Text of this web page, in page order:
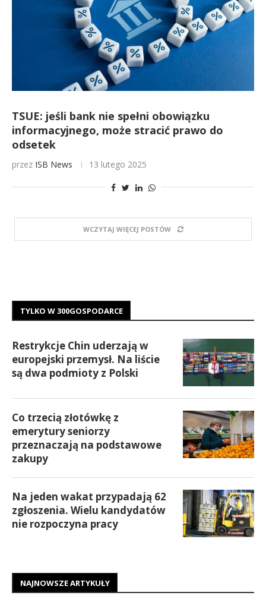
TSUE: jeśli bank nie spełni obowiązku
informacyjnego, może stracić prawo do
odsetek
przez ISB News 13 lutego 2025
WCZYTAJ WIĘCEJ POSTÓW
TYLKO W 300GOSPODARCE
Restrykcje Chin uderzają w
europejski przemysł. Na liście
są dwa podmioty z Polski
Co trzecią złotówkę z
emerytury seniorzy
przeznaczają na podstawowe
zakupy
Na jeden wakat przypadają 62
zgłoszenia. Wielu kandydatów
nie rozpoczyna pracy
NAJNOWSZE ARTYKUŁY